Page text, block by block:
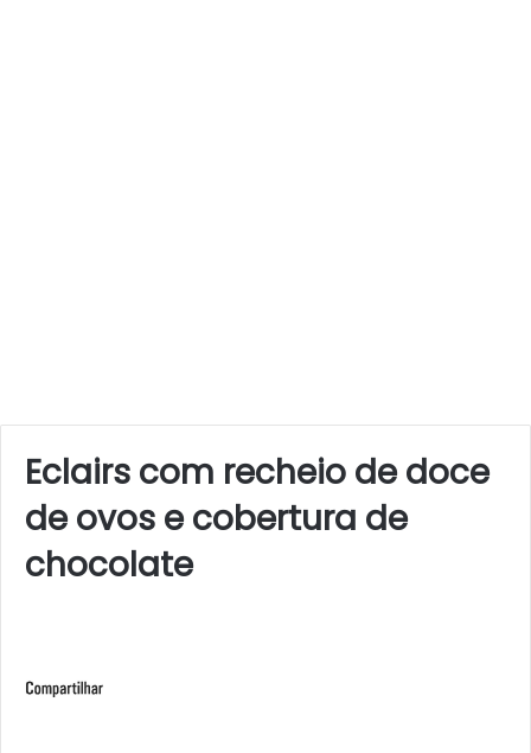
Eclairs com recheio de doce
de ovos e cobertura de
chocolate